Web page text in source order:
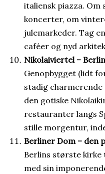
italiensk piazza.
koncerter, om
julemarkeder. Tag
caféer og nyd
Nikolaiviertel –
Genopbygget (lidt
stadig charmerende
den gotiske
restauranter langs
stille morgentur,
Berliner Dom – den
Berlins største kirke
med sin